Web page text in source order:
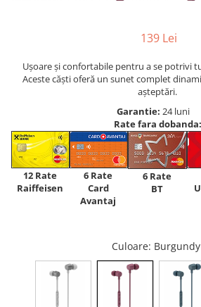
139 Lei
Ușoare și confortabile pentru a se potrivi
Aceste căști oferă un sunet complet
așteptări.
Garantie: 24 luni
Rate fara dobanda:
12 Rate
Raiffeisen
6 Rate
Card
Avantaj
6 Rate
BT
Culoare: Burgundy